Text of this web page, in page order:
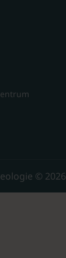
© 2026